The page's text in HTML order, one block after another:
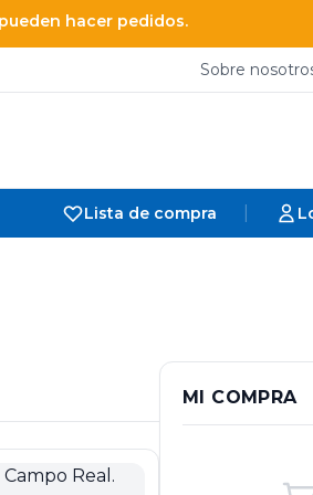
hacer pedidos.
Sobre
Lista de compra
MI COMPRA